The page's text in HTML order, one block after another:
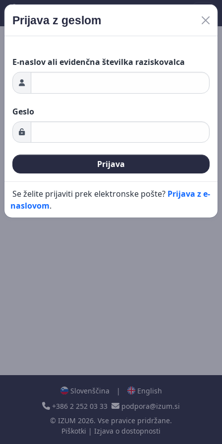
...
Prijava z geslom
E-naslov ali evidenčna številka raziskovalca
Geslo
Prijava
Se želite prijaviti prek elektronske pošte? Prijava z e-
naslovom.
Slovenščina |
English
+386 2 252 03 33
podpora@izum.si
© IZUM 2026. Vse pravice pridržane.
Piškotki | Izjava o dostopnosti